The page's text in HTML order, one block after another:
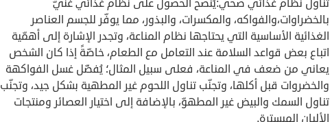
تناول نظام غذائي صحي:يُنصح الحصول على نظام غذائي غنيّ
بالخضراوات،والفواكه، والمكسرات، والبذور، مما يوفّر للجسم العناصر
الغذائية الأساسية التي يحتاجها نظام المناعة، وتجدر الإشارة إلى أهمّية
اتباع بعض قواعد السلامة عند التعامل مع الطعام، خاصّةً إذا كان الشخص
يعاني من ضعف في المناعة، فعلى سبيل المثال؛ يُفضّل غسل الفواكهة
والخضروات قبل أكلها، وتجنّب تناول اللحوم غير المطهية بشكل جيد، وتجنّب
تناول السمك والبيض غير المطهوّ، بالإضافة إلى اختيار العصائر ومنتجات
الألبان المبسترة.